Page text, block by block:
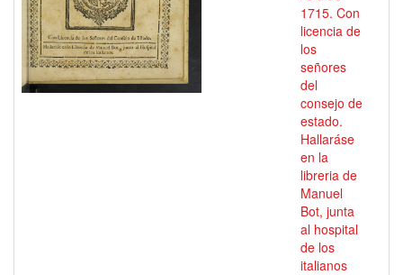
1715. Con
licencia de
los
señores
del
consejo de
estado.
Hallaráse
en la
libreria de
Manuel
Bot, junta
al hospital
de los
italianos